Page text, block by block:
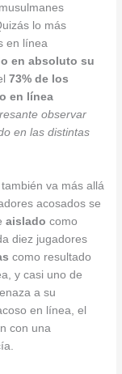
lo más
en línea
en absoluto su
73% de los
en línea
observar
en las distintas
va más allá
acosados se
aisladocomo
diez jugadores
como resultado
y casi uno de
a su
en línea, el
con una